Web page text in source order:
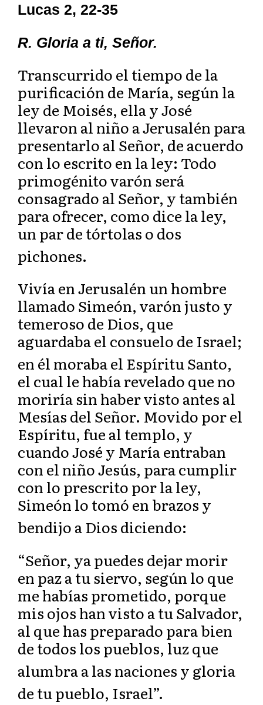
Lucas 2, 22-35
R. Gloria a ti, Señor.
Transcurrido el tiempo de la
purificación de María, según la
ley de Moisés, ella y José
llevaron al niño a Jerusalén para
presentarlo al Señor, de acuerdo
con lo escrito en la ley: Todo
primogénito varón será
consagrado al Señor, y también
para ofrecer, como dice la ley,
un par de tórtolas o dos
pichones.
Vivía en Jerusalén un hombre
llamado Simeón, varón justo y
temeroso de Dios, que
aguardaba el consuelo de Israel;
en él moraba el Espíritu Santo,
el cual le había revelado que no
moriría sin haber visto antes al
Mesías del Señor. Movido por el
Espíritu, fue al templo, y
cuando José y María entraban
con el niño Jesús, para cumplir
con lo prescrito por la ley,
Simeón lo tomó en brazos y
bendijo a Dios diciendo:
“Señor, ya puedes dejar morir
en paz a tu siervo, según lo que
me habías prometido, porque
mis ojos han visto a tu Salvador,
al que has preparado para bien
de todos los pueblos, luz que
alumbra a las naciones y gloria
de tu pueblo, Israel”.